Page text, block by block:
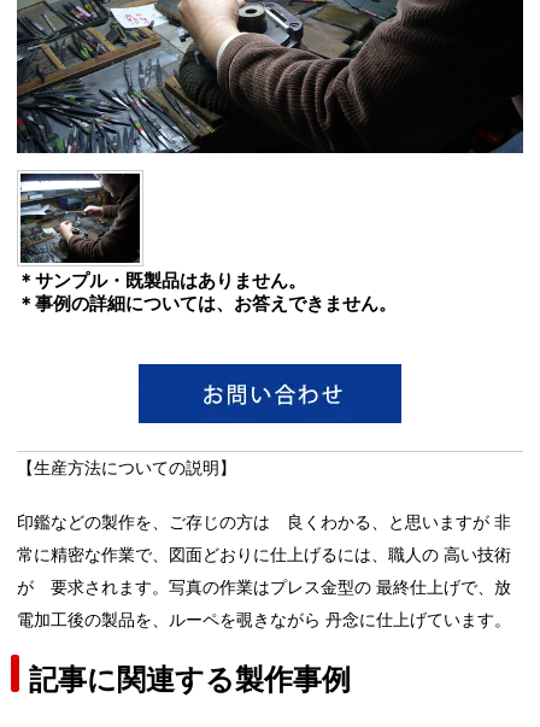
＊サンプル・既製品はありません。
＊事例の詳細については、お答えできません。
【生産方法についての説明】
印鑑などの製作を、ご存じの方は 良くわかる、と思いますが 非
常に精密な作業で、図面どおりに仕上げるには、職人の 高い技術
が 要求されます。写真の作業はプレス金型の 最終仕上げで、放
電加工後の製品を、ルーペを覗きながら 丹念に仕上げています。
記事に関連する製作事例